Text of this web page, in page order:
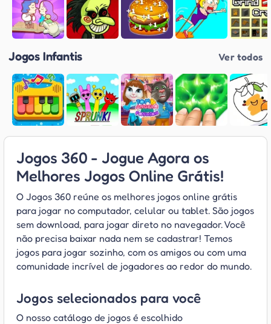
Jogos Infantis Ver todos
Jogos 360 - Jogue Agora os
Melhores Jogos Online Grátis!
O Jogos 360 reúne os melhores jogos online grátis
para jogar no computador, celular ou tablet. São jogos
sem download, para jogar direto no navegador. Você
não precisa baixar nada nem se cadastrar! Temos
jogos para jogar sozinho, com os amigos ou com uma
comunidade incrível de jogadores ao redor do mundo.
Jogos selecionados para você
O nosso catálogo de jogos é escolhido